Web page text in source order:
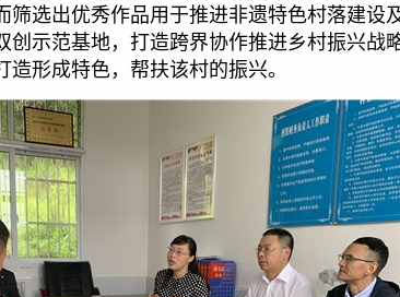
筛选出优秀作品用于推进非遗特色村落建设
创示范基地，打造跨界协作推进乡村振兴战
形成特色，帮扶该村的振兴。